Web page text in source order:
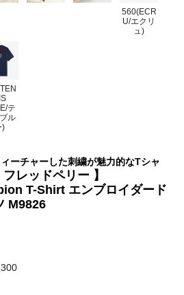
560(ECR
U/エクリ
ュ)
テ
ル
)
ーチャーした刺繍が魅力的なTシャ
レッドペリー 】
T-Shirt エンブロイダード
M9826